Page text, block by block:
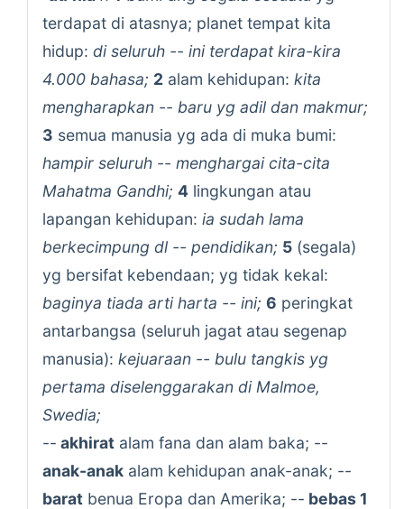
terdapat di atasnya; planet tempat kita
hidup: di seluruh -- ini terdapat kira-kira
4.000 bahasa; 2 alam kehidupan: kita
mengharapkan -- baru yg adil dan makmur;
3 semua manusia yg ada di muka bumi:
hampir seluruh -- menghargai cita-cita
Mahatma Gandhi; 4 lingkungan atau
lapangan kehidupan: ia sudah lama
berkecimpung dl -- pendidikan; 5 (segala)
yg bersifat kebendaan; yg tidak kekal:
baginya tiada arti harta -- ini; 6 peringkat
antarbangsa (seluruh jagat atau segenap
manusia): kejuaraan -- bulu tangkis yg
pertama diselenggarakan di Malmoe,
Swedia;
-- akhirat alam fana dan alam baka; --
anak-anak alam kehidupan anak-anak; --
barat benua Eropa dan Amerika; -- bebas 1